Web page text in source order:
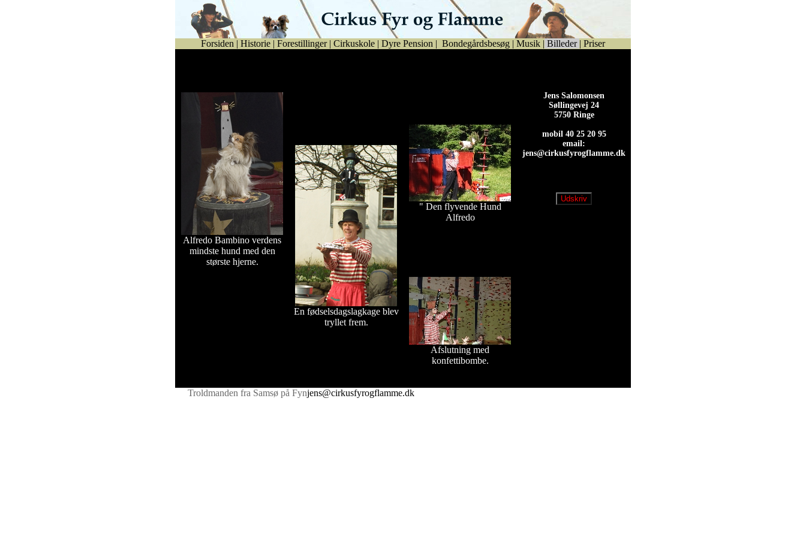
Forsiden | Historie | Forestillinger | Cirkuskole | Dyre Pension | Bondegårdsbesøg | Musik | Billeder | Priser
Alfredo Bambino verdens
mindste hund med den
største hjerne.
En fødselsdagslagkage blev
tryllet frem.
" Den flyvende Hund
Alfredo
Afslutning med
konfettibombe.
Jens Salomonsen
Søllingevej 24
5750 Ringe
mobil 40 25 20 95
email:
jens@cirkusfyrogflamme.dk
Troldmanden fra Samsø på Fynjens@cirkusfyrogflamme.dk